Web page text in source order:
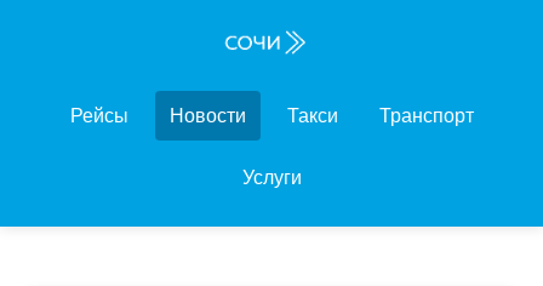
Рейсы Новости Такси Транспорт
Услуги